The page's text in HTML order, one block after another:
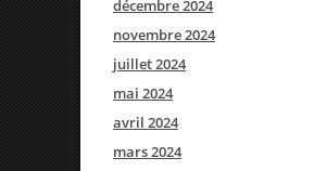
décembre 2024
novembre 2024
juillet 2024
mai 2024
avril 2024
mars 2024